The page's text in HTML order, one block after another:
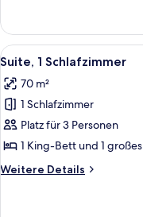
Zimmer,
2 Queen-
Betten,
Alle
Fotos
für
Suite,
1
Schlafzimmer
anzeigen
7
Suite, 1 Schlafzimmer
70 m²
1 Schlafzimmer
Platz für 3 Personen
1 King-Bett und 1
Weitere Details
Weitere